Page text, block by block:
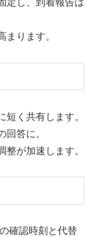
定し、到着報告は
ります。
く共有します。
回答に。
が加速します。
確認時刻と代替